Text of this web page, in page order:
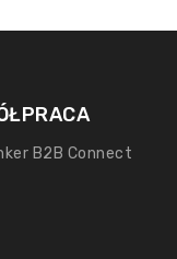
B2B Connect